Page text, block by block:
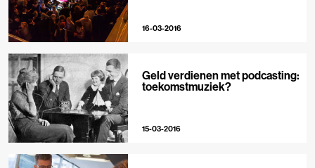
16-03-2016
Geld verdienen met podcasting:
toekomstmuziek?
15-03-2016